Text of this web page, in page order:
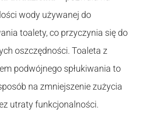
wody używanej do
toalety, co przyczynia się do
oszczędności. Toaleta z
podwójnego spłukiwania to
na zmniejszenie zużycia
utraty funkcjonalności.